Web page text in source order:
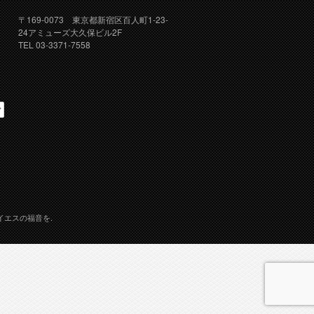
〒169-0073 東京都新宿区百人町1-23-
24アミューズ大久保ビル2F
TEL 03-3371-7558
エスの福音を.